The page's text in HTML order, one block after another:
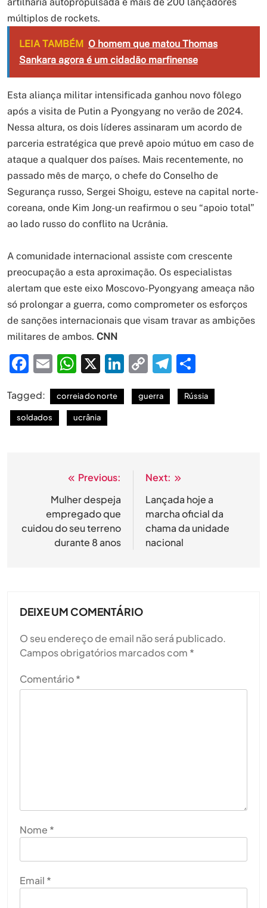
artilharia autopropulsada e mais de 200 lançadores
múltiplos de rockets.
LEIA TAMBÉM O homem que matou Thomas
Sankara agora é um cidadão marfinense
Esta aliança militar intensificada ganhou novo fôlego
após a visita de Putin a Pyongyang no verão de 2024.
Nessa altura, os dois líderes assinaram um acordo de
parceria estratégica que prevê apoio mútuo em caso de
ataque a qualquer dos países. Mais recentemente, no
passado mês de março, o chefe do Conselho de
Segurança russo, Sergei Shoigu, esteve na capital norte-
coreana, onde Kim Jong-un reafirmou o seu “apoio total”
ao lado russo do conflito na Ucrânia.
A comunidade internacional assiste com crescente
preocupação a esta aproximação. Os especialistas
alertam que este eixo Moscovo-Pyongyang ameaça não
só prolongar a guerra, como comprometer os esforços
de sanções internacionais que visam travar as ambições
militares de ambos. CNN
Facebook
EmailWhatsApp
X LinkedIn
CopyTelegram
Tagged: correia do norte guerra Rússia
soldados ucrânia
Navegação
artigos
Previous:
Mulher despeja
empregado que
cuidou do seu terreno
durante 8 anos
Next:
Lançada hoje a
marcha oficial da
chama da unidade
nacional
DEIXE UM COMENTÁRIO
O seu endereço de email não será publicado.
Campos obrigatórios marcados com *
Comentário*
Nome *
Email *